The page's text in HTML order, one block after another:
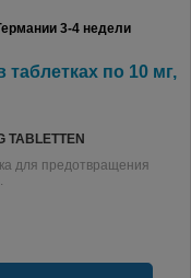
3-4 недели
таблетках по 10 мг,
TABLETTEN
для предотвращения